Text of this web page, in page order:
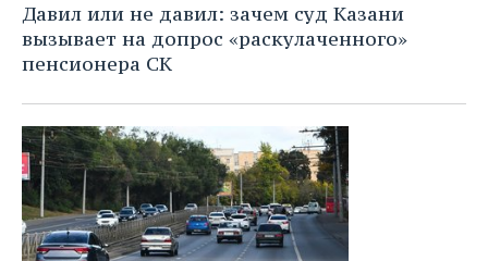
Давил или не давил: зачем суд Казани
вызывает на допрос «раскулаченного»
пенсионера СК